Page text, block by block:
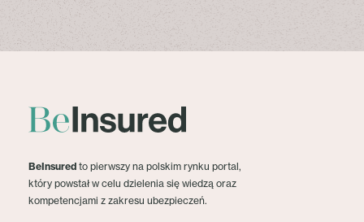
BeInsured to pierwszy na polskim rynku portal,
który powstał w celu dzielenia się wiedzą oraz
kompetencjami z zakresu ubezpieczeń.